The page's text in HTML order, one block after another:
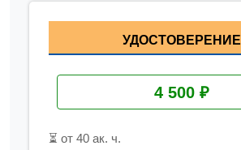
УДОСТОВЕРЕНИЕ
4 500 ₽
⏳ от 40 ак. ч.